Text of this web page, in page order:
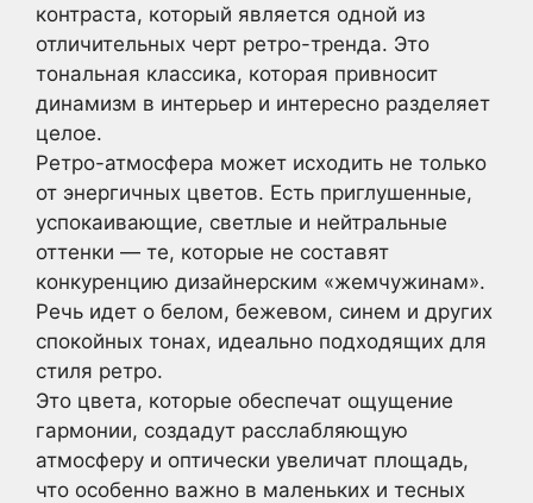
контраста, который является одной из
отличительных черт ретро-тренда. Это
тональная классика, которая привносит
динамизм в интерьер и интересно разделяет
целое.
Ретро-атмосфера может исходить не только
от энергичных цветов. Есть приглушенные,
успокаивающие, светлые и нейтральные
оттенки — те, которые не составят
конкуренцию дизайнерским «жемчужинам».
Речь идет о белом, бежевом, синем и других
спокойных тонах, идеально подходящих для
стиля ретро.
Это цвета, которые обеспечат ощущение
гармонии, создадут расслабляющую
атмосферу и оптически увеличат площадь,
что особенно важно в маленьких и тесных